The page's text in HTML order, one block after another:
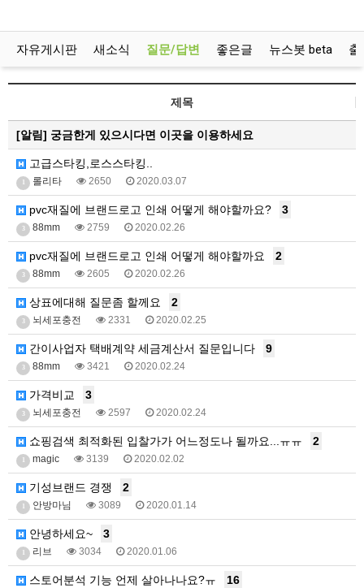
자유게시판 새소식 질문/답변 좋은글 뉴스봇 beta 출
제목
[알림] 궁금한게 있으시다면 이곳을 이용하세요
고급스타킹,로스스타킹..
롤리타 2650 2020.03.07
pvc재질에 브랜드로고 인쇄 어떻게 해야할까요? 3
3 88mm 2759 2020.02.26
pvc재질에 브랜드로고 인쇄 어떻게 해야할까요 2
3 88mm 2605 2020.02.26
상표에대해 질문좀 할께요 2
3 뇌세포충전 2331 2020.02.25
간이사업자 택배계약 세금계산서 질문입니다 9
3 88mm 3421 2020.02.24
가격비교 3
3 뇌세포충전 2597 2020.02.24
쇼핑검색 최적화된 입찰가가 어느정도나 될까요...ㅠㅠ 2
magic 3139 2020.02.02
기성브랜드 경쟁 2
안방마님 3089 2020.01.14
안녕하세요~ 3
리브 3034 2020.01.06
스토어분석 기능 언제 살아나나요?ㅠ 16